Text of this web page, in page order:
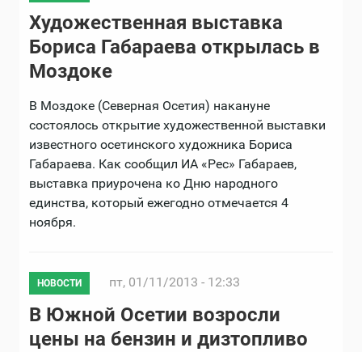
Художественная выставка
Бориса Габараева открылась в
Моздоке
В Моздоке (Северная Осетия) накануне
состоялось открытие художественной выставки
известного осетинского художника Бориса
Габараева. Как сообщил ИА «Рес» Габараев,
выставка приурочена ко Дню народного
единства, который ежегодно отмечается 4
ноября.
НОВОСТИ пт, 01/11/2013 - 12:33
В Южной Осетии возросли
цены на бензин и дизтопливо